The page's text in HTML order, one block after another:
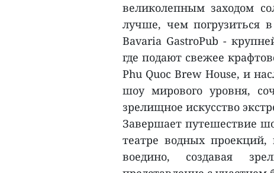
великолепным заходом
лучше, чем погрузиться
Bavaria GastroPub -
где подают свежее
Phu Quoc Brew House, и
шоу мирового уровня,
зрелищное искусство
Завершает путешествие
театре водных проекций,
воедино, создавая